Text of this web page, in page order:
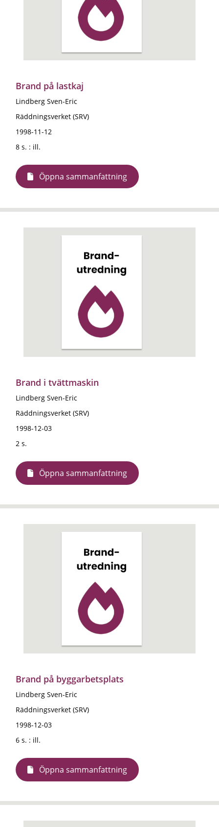
Brand på lastkaj
Lindberg Sven-Eric
Räddningsverket (SRV)
1998-11-12
8 s. : ill.
Öppna sammanfattning
Brand i tvättmaskin
Lindberg Sven-Eric
Räddningsverket (SRV)
1998-12-03
2 s.
Öppna sammanfattning
Brand på byggarbetsplats
Lindberg Sven-Eric
Räddningsverket (SRV)
1998-12-03
6 s. : ill.
Öppna sammanfattning